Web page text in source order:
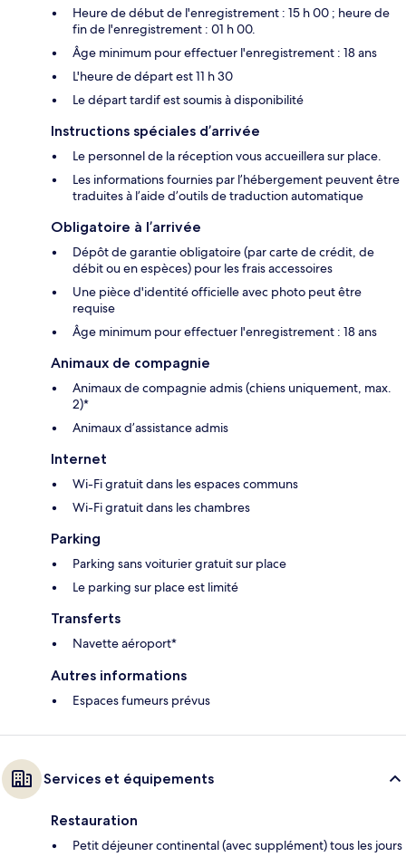
Heure de début de l'enregistrement : 15 h 00 ; heure de
fin de l'enregistrement : 01 h 00.
Âge minimum pour effectuer l'enregistrement : 18 ans
L'heure de départ est 11 h 30
Le départ tardif est soumis à disponibilité
Instructions spéciales d’arrivée
Le personnel de la réception vous accueillera sur place.
Les informations fournies par l’hébergement peuvent être
traduites à l’aide d’outils de traduction automatique
Obligatoire à l’arrivée
Dépôt de garantie obligatoire (par carte de crédit, de
débit ou en espèces) pour les frais accessoires
Une pièce d'identité officielle avec photo peut être
requise
Âge minimum pour effectuer l'enregistrement : 18 ans
Animaux de compagnie
Animaux de compagnie admis (chiens uniquement, max.
2)*
Animaux d’assistance admis
Internet
Wi-Fi gratuit dans les espaces communs
Wi-Fi gratuit dans les chambres
Parking
Parking sans voiturier gratuit sur place
Le parking sur place est limité
Transferts
Navette aéroport*
Autres informations
Espaces fumeurs prévus
Services et équipements
Restauration
Petit déjeuner continental (avec supplément) tous les jours